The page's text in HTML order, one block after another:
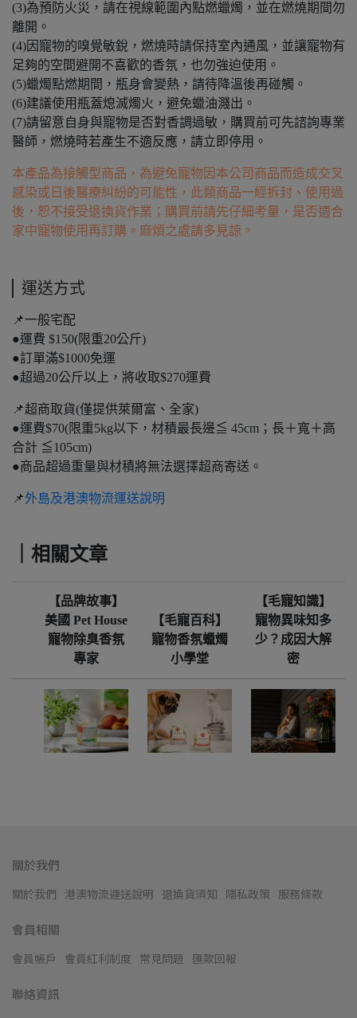
(3)為預防火災，請在視線範圍內點燃蠟燭，並在燃燒期間勿
離開。
(4)因寵物的嗅覺敏銳，燃燒時請保持室內通風，並讓寵物有
足夠的空間避開不喜歡的香氛，也勿強迫使用。
(5)蠟燭點燃期間，瓶身會變熱，請待降溫後再碰觸。
(6)建議使用瓶蓋熄滅燭火，避免蠟油濺出。
(7)請留意自身與寵物是否對香調過敏，購買前可先諮詢專業
醫師，燃燒時若產生不適反應，請立即停用。
本產品為接觸型商品，為避免寵物因本公司商品而造成交叉
感染或日後醫療糾紛的可能性，此類商品一經拆封、使用過
後，恕不接受退換貨作業；購買前請先仔細考量，是否適合
家中寵物使用再訂購。麻煩之處請多見諒。
運送方式
📌一般宅配
●運費 $150(限重20公斤)
●訂單滿$1000免運
●超過20公斤以上，將收取$270運費
📌超商取貨(僅提供萊爾富、全家)
●運費$70(限重5kg以下，材積最長邊≦ 45cm；長＋寬＋高
合計 ≦105cm)
●商品超過重量與材積將無法選擇超商寄送。
📌外島及港澳物流運送說明
｜相關文章
【品牌故事】
美國 Pet House
寵物除臭香氛
專家
【毛寵百科】
寵物香氛蠟燭
小學堂
【毛寵知識】
寵物異味知多
少？成因大解
密
關於我們
關於我們 港澳物流運送說明 退換貨須知 隱私政策 服務條款
會員相關
會員帳戶 會員紅利制度 常見問題 匯款回報
聯絡資訊